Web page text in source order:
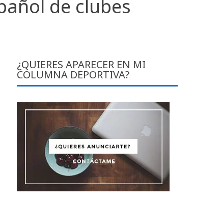
de clubes
¿QUIERES APARECER EN MI
COLUMNA DEPORTIVA?